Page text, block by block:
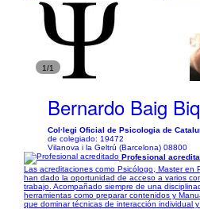
1/1
Bernardo Baig
Col·legi Oficial de Psicologia de
de colegiado: 19472
Vilanova i la Geltrú (Barcelona) 08800
Profesional
Las acreditaciones como Psicólogo, Master en
han dado la oportunidad de acceso a varios
trabajo. Acompañado siempre de una
herramientas como preparar contenidos y
que dominar técnicas de interacción individual